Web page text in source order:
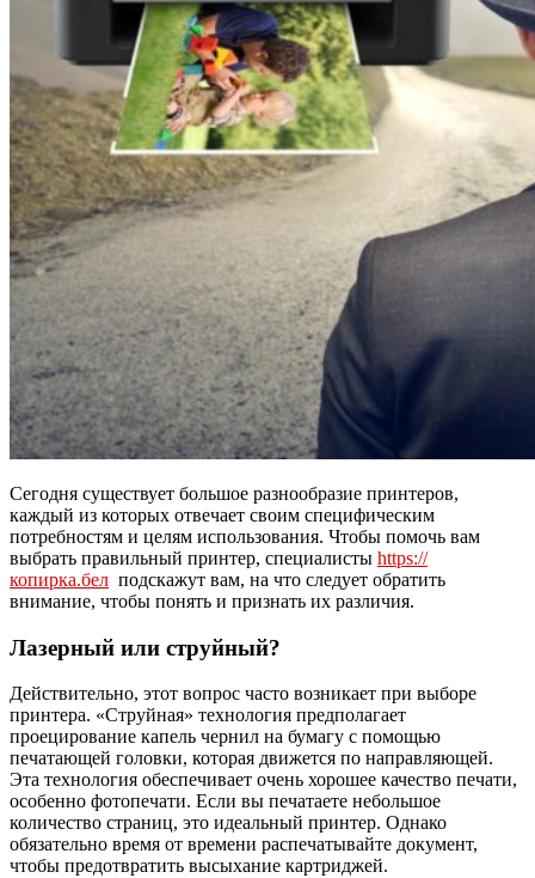
Сегодня существует большое разнообразие принтеров,
каждый из которых отвечает своим специфическим
потребностям и целям использования. Чтобы помочь вам
выбрать правильный принтер, специалисты https://
копирка.бел подскажут вам, на что следует обратить
внимание, чтобы понять и признать их различия.
Лазерный или струйный?
Действительно, этот вопрос часто возникает при выборе
принтера. «Струйная» технология предполагает
проецирование капель чернил на бумагу с помощью
печатающей головки, которая движется по направляющей.
Эта технология обеспечивает очень хорошее качество печати,
особенно фотопечати. Если вы печатаете небольшое
количество страниц, это идеальный принтер. Однако
обязательно время от времени распечатывайте документ,
чтобы предотвратить высыхание картриджей.